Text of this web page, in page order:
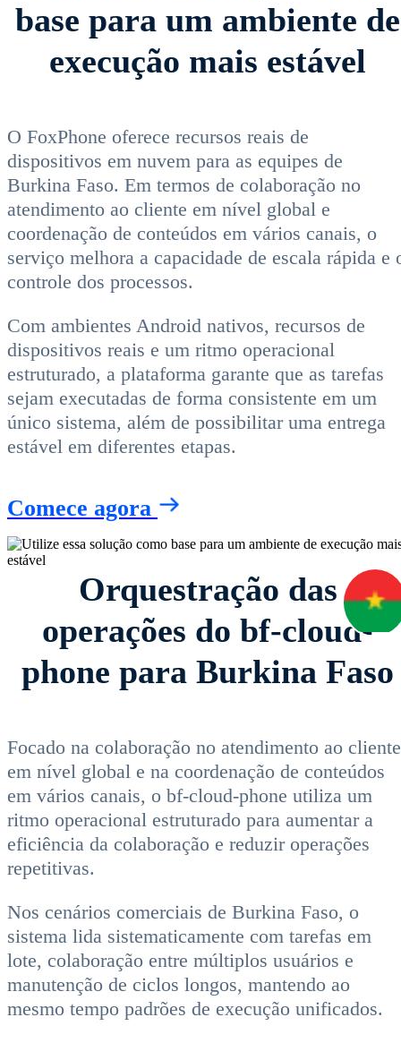
base para um ambiente de
execução mais estável
O FoxPhone oferece recursos reais de
dispositivos em nuvem para as equipes de
Burkina Faso. Em termos de colaboração no
atendimento ao cliente em nível global e
coordenação de conteúdos em vários canais, o
serviço melhora a capacidade de escala rápida e
controle dos processos.
Com ambientes Android nativos, recursos de
dispositivos reais e um ritmo operacional
estruturado, a plataforma garante que as tarefas
sejam executadas de forma consistente em um
único sistema, além de possibilitar uma entrega
estável em diferentes etapas.
Comece agora
Orquestração das
operações do bf-cloud-
phone para Burkina Faso
Focado na colaboração no atendimento ao cliente
em nível global e na coordenação de conteúdos
em vários canais, o bf-cloud-phone utiliza um
ritmo operacional estruturado para aumentar a
eficiência da colaboração e reduzir operações
repetitivas.
Nos cenários comerciais de Burkina Faso, o
sistema lida sistematicamente com tarefas em
lote, colaboração entre múltiplos usuários e
manutenção de ciclos longos, mantendo ao
mesmo tempo padrões de execução unificados.